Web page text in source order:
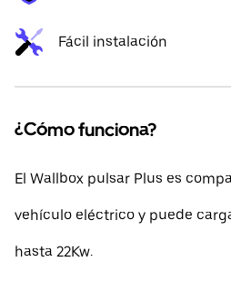
Fácil instalación
¿Cómo funciona?
El Wallbox pulsar Plus es
vehículo eléctrico y puede
hasta 22Kw.